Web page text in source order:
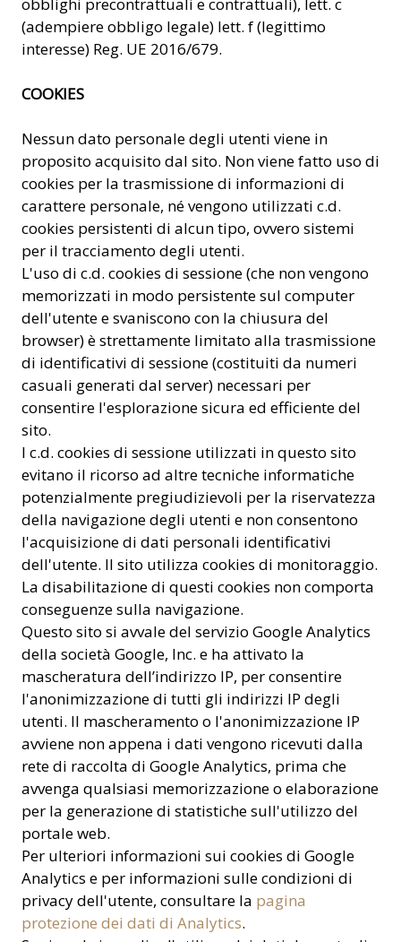
(adempiere obbligo legale) lett. f (legittimo
interesse) Reg. UE 2016/679.
COOKIES
Nessun dato personale degli utenti viene in
proposito acquisito dal sito. Non viene fatto uso di
cookies per la trasmissione di informazioni di
carattere personale, né vengono utilizzati c.d.
cookies persistenti di alcun tipo, ovvero sistemi
per il tracciamento degli utenti.
L'uso di c.d. cookies di sessione (che non vengono
memorizzati in modo persistente sul computer
dell'utente e svaniscono con la chiusura del
browser) è strettamente limitato alla trasmissione
di identificativi di sessione (costituiti da numeri
casuali generati dal server) necessari per
consentire l'esplorazione sicura ed efficiente del
sito.
I c.d. cookies di sessione utilizzati in questo sito
evitano il ricorso ad altre tecniche informatiche
potenzialmente pregiudizievoli per la riservatezza
della navigazione degli utenti e non consentono
l'acquisizione di dati personali identificativi
dell'utente. Il sito utilizza cookies di monitoraggio.
La disabilitazione di questi cookies non comporta
conseguenze sulla navigazione.
Questo sito si avvale del servizio Google Analytics
della società Google, Inc. e ha attivato la
mascheratura dell’indirizzo IP, per consentire
l'anonimizzazione di tutti gli indirizzi IP degli
utenti. Il mascheramento o l'anonimizzazione IP
avviene non appena i dati vengono ricevuti dalla
rete di raccolta di Google Analytics, prima che
avvenga qualsiasi memorizzazione o elaborazione
per la generazione di statistiche sull'utilizzo del
portale web.
Per ulteriori informazioni sui cookies di Google
Analytics e per informazioni sulle condizioni di
privacy dell'utente, consultare la pagina
protezione dei dati di Analytics.